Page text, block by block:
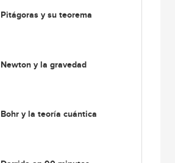
Pitágoras y su teorema
Newton y la gravedad
Bohr y la teoría cuántica